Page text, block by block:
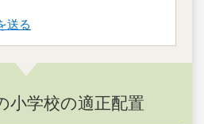
送る
小学校の適正配置